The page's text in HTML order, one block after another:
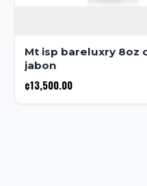
Mt isp bareluxry 8oz
jabon
¢13,500.00